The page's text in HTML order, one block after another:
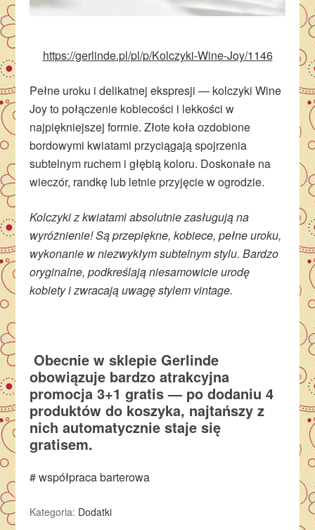
https://gerlinde.pl/pl/p/Kolczyki-Wine-Joy/1146
Pełne uroku i delikatnej ekspresji — kolczyki Wine
Joy to połączenie kobiecości i lekkości w
najpiękniejszej formie. Złote koła ozdobione
bordowymi kwiatami przyciągają spojrzenia
subtelnym ruchem i głębią koloru. Doskonałe na
wieczór, randkę lub letnie przyjęcie w ogrodzie.
Kolczyki z kwiatami absolutnie zasługują na
wyróżnienie! Są przepiękne, kobiece, pełne uroku,
wykonanie w niezwykłym subtelnym stylu. Bardzo
oryginalne, podkreślają niesamowicie urodę
kobiety i zwracają uwagę stylem vintage.
Obecnie w sklepie Gerlinde
obowiązuje bardzo atrakcyjna
promocja 3+1 gratis — po dodaniu 4
produktów do koszyka, najtańszy z
nich automatycznie staje się
gratisem.
# współpraca barterowa
Kategoria: Dodatki